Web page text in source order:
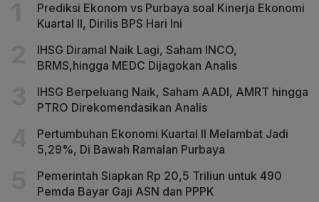
Prediksi Ekonom vs Purbaya soal Kinerja Ekonomi
Kuartal II, Dirilis BPS Hari Ini
IHSG Diramal Naik Lagi, Saham INCO,
BRMS,hingga MEDC Dijagokan Analis
IHSG Berpeluang Naik, Saham AADI, AMRT hingga
PTRO Direkomendasikan Analis
Pertumbuhan Ekonomi Kuartal II Melambat Jadi
5,29%, Di Bawah Ramalan Purbaya
Pemerintah Siapkan Rp 20,5 Triliun untuk 490
Pemda Bayar Gaji ASN dan PPPK